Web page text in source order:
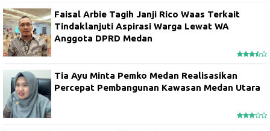
Faisal Arbie Tagih Janji Rico Waas Terkait
Tindaklanjuti Aspirasi Warga Lewat WA
Anggota DPRD Medan
Tia Ayu Minta Pemko Medan Realisasikan
Percepat Pembangunan Kawasan Medan Utara